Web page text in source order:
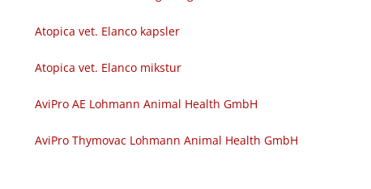
Atopica vet. Elanco kapsler
Atopica vet. Elanco mikstur
AviPro AE Lohmann Animal Health GmbH
AviPro Thymovac Lohmann Animal Health GmbH